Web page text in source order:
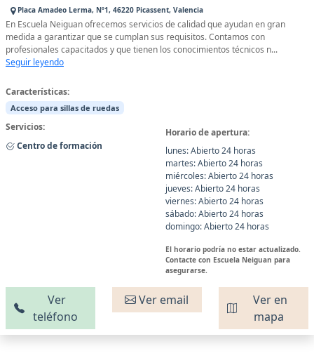
Placa Amadeo Lerma, Nº1, 46220 Picassent, Valencia
En Escuela Neiguan ofrecemos servicios de calidad que ayudan en gran
medida a garantizar que se cumplan sus requisitos. Contamos con
profesionales capacitados y que tienen los conocimientos técnicos n...
Seguir leyendo
Características:
Acceso para sillas de ruedas
Servicios:
Centro de formación
Horario de apertura:
lunes: Abierto 24 horas
martes: Abierto 24 horas
miércoles: Abierto 24 horas
jueves: Abierto 24 horas
viernes: Abierto 24 horas
sábado: Abierto 24 horas
domingo: Abierto 24 horas
El horario podría no estar actualizado.
Contacte con Escuela Neiguan para
asegurarse.
Ver
teléfono
Ver email
Ver en
mapa